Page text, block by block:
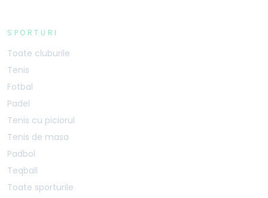
SPORTURI
Toate cluburile
Tenis
Fotbal
Padel
Tenis cu piciorul
Tenis de masa
Padbol
Teqball
Toate sporturile